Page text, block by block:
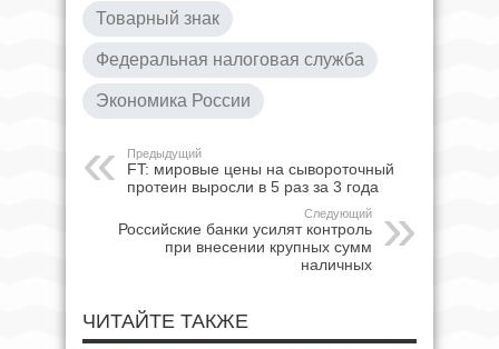
Товарный знак
Федеральная налоговая служба
Экономика России
Предыдущий
FT: мировые цены на сывороточный
протеин выросли в 5 раз за 3 года
Следующий
Российские банки усилят контроль
при внесении крупных сумм
наличных
ЧИТАЙТЕ ТАКЖЕ